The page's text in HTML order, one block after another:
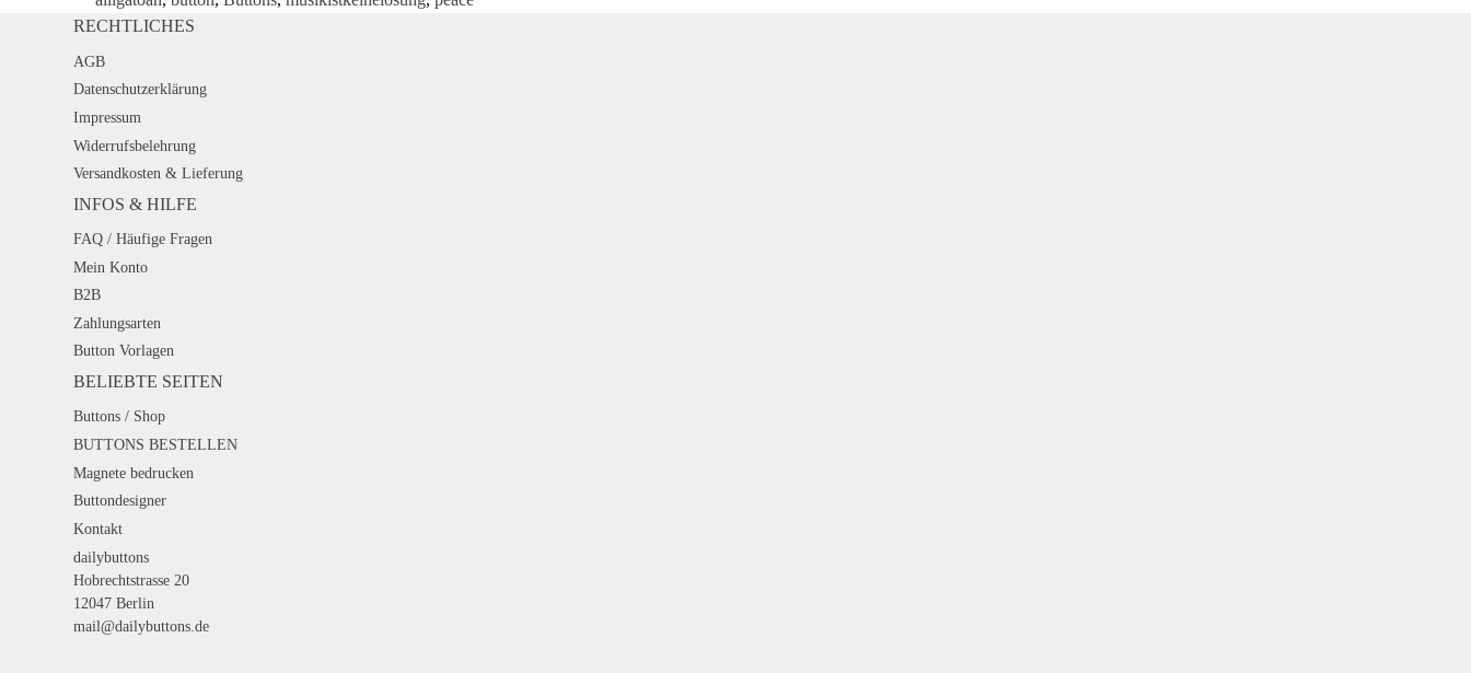
RECHTLICHES
AGB
Datenschutzerklärung
Impressum
Widerrufsbelehrung
Versandkosten & Lieferung
INFOS & HILFE
FAQ / Häufige Fragen
Mein Konto
B2B
Zahlungsarten
Button Vorlagen
BELIEBTE SEITEN
Buttons / Shop
BUTTONS BESTELLEN
Magnete bedrucken
Buttondesigner
Kontakt
dailybuttons
Hobrechtstrasse 20
12047 Berlin
mail@dailybuttons.de